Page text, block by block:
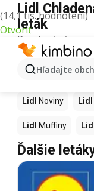
(14,1 tis. hodnotení)
Otvoriť
Hľadajte
Lidl
leták
Pre daný výraz
Ďalšie
Lidl Kapor
Lidl Noviny Lidl
Lidl Muffiny Lidl
Ďalšie